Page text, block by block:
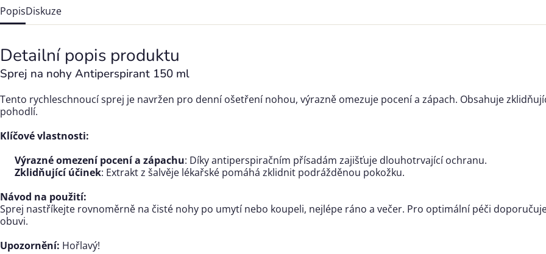
PopisDiskuze
Detailní popis produktu
Sprej na nohy Antiperspirant 150 ml
Tento rychleschnoucí sprej je navržen pro denní ošetření nohou, výrazně omezuje pocení a zápach. Obsahuje
pohodlí.
Klíčové vlastnosti:
Výrazné omezení pocení a zápachu: Díky antiperspiračním přísadám zajišťuje dlouhotrvající ochranu.
Zklidňující účinek: Extrakt z šalvěje lékařské pomáhá zklidnit podrážděnou pokožku.
Návod na použití:
Sprej nastříkejte rovnoměrně na čisté nohy po umytí nebo koupeli, nejlépe ráno a večer. Pro optimální péči
obuvi.
Upozornění: Hořlavý!